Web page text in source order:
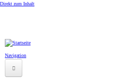
Direkt zum Inhalt
Navigation